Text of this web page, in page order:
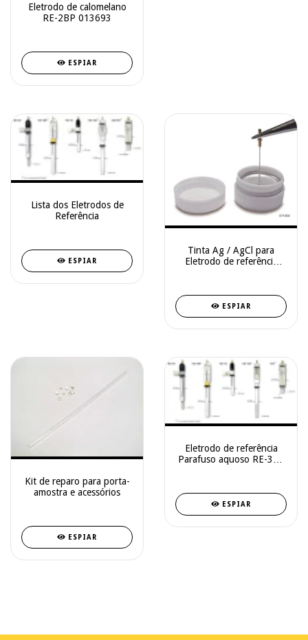
Eletrodo de calomelano
RE-2BP 013693
ESPIAR
Lista dos Eletrodos de
Referência
ESPIAR
Tinta Ag / AgCl para
Eletrodo de referência
ESPIAR
Kit de reparo para porta-
amostra e acessórios
ESPIAR
Eletrodo de referência
Parafuso aquoso RE-3VT
ESPIAR